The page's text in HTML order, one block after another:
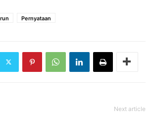
Pernyataan
Next article